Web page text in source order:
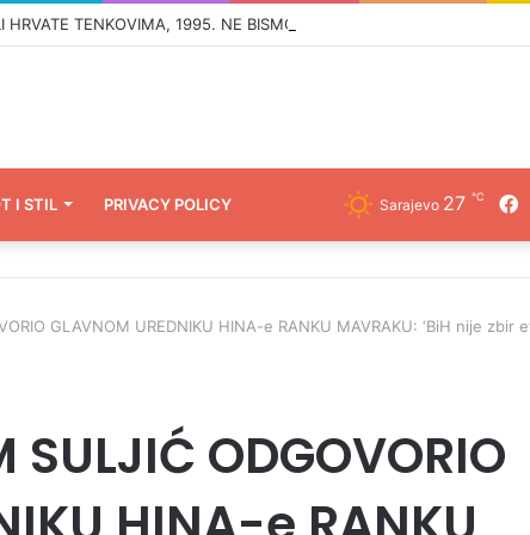
I STIL PRIVACY POLICY Sarajevo 27 ℃
GLAVNOM UREDNIKU HINA-e RANKU MAVRAKU: ‘BiH nije zbir
SULJIĆ ODGOVORIO